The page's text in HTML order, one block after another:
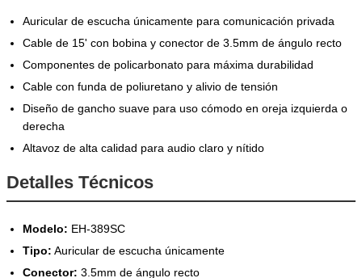
Auricular de escucha únicamente para comunicación privada
Cable de 15' con bobina y conector de 3.5mm de ángulo recto
Componentes de policarbonato para máxima durabilidad
Cable con funda de poliuretano y alivio de tensión
Diseño de gancho suave para uso cómodo en oreja izquierda o
derecha
Altavoz de alta calidad para audio claro y nítido
Detalles Técnicos
Modelo: EH-389SC
Tipo: Auricular de escucha únicamente
Conector: 3.5mm de ángulo recto